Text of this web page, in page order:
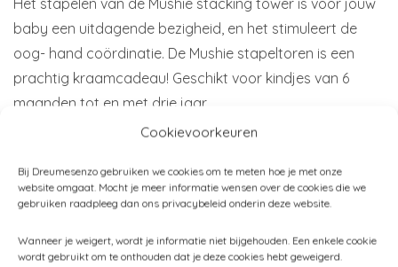
Cookievoorkeuren
Bij Dreumesenzo gebruiken we cookies om te meten hoe je met onze
website omgaat. Mocht je meer informatie wensen over de cookies die we
gebruiken raadpleeg dan ons privacybeleid onderin deze website.
Wanneer je weigert, wordt je informatie niet bijgehouden. Een enkele cookie
wordt gebruikt om te onthouden dat je deze cookies hebt geweigerd.
Het stapelen van de Mushie stacking tower is voor jouw
baby een uitdagende bezigheid, en het stimuleert de
oog- hand coördinatie. De Mushie stapeltoren is een
prachtig kraamcadeau! Geschikt voor kindjes van 6
maanden tot en met drie jaar.
plastic, duurzaam en veilig.
Afmeting:30 cm